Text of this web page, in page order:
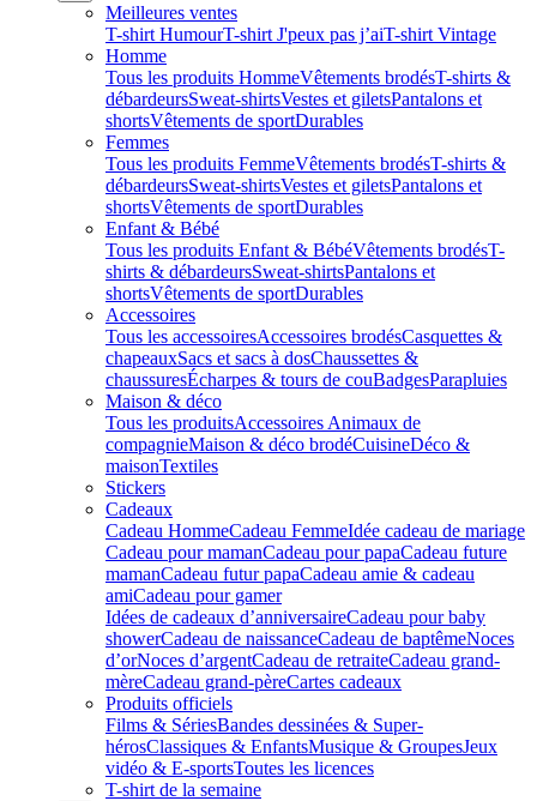
Meilleures ventes
T-shirt HumourT-shirt J'peux pas j’aiT-shirt Vintage
Homme
Tous les produits HommeVêtements brodésT-shirts &
débardeursSweat-shirtsVestes et giletsPantalons et
shortsVêtements de sportDurables
Femmes
Tous les produits FemmeVêtements brodésT-shirts &
débardeursSweat-shirtsVestes et giletsPantalons et
shortsVêtements de sportDurables
Enfant & Bébé
Tous les produits Enfant & BébéVêtements brodésT-
shirts & débardeursSweat-shirtsPantalons et
shortsVêtements de sportDurables
Accessoires
Tous les accessoiresAccessoires brodésCasquettes &
chapeauxSacs et sacs à dosChaussettes &
chaussuresÉcharpes & tours de couBadgesParapluies
Maison & déco
Tous les produitsAccessoires Animaux de
compagnieMaison & déco brodéCuisineDéco &
maisonTextiles
Stickers
Cadeaux
Cadeau HommeCadeau FemmeIdée cadeau de mariage​
Cadeau pour mamanCadeau pour papaCadeau future
mamanCadeau futur papaCadeau amie & cadeau
amiCadeau pour gamer
Idées de cadeaux d’anniversaireCadeau pour baby
showerCadeau de naissanceCadeau de baptêmeNoces
d’orNoces d’argentCadeau de retraiteCadeau grand-
mèreCadeau grand-pèreCartes cadeaux
Produits officiels
Films & SériesBandes dessinées & Super-
hérosClassiques & EnfantsMusique & GroupesJeux
vidéo & E-sportsToutes les licences
T-shirt de la semaine